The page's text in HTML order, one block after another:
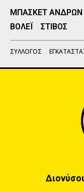
ΜΠΑΣΚΕΤ ΑΝΔΡΩΝ
ΒΟΛΕΪ
ΣΤΙΒΟΣ
ΣΥΛΛΟΓΟΣ